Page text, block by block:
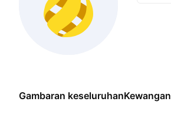
Gambaran keseluruhanKewangan